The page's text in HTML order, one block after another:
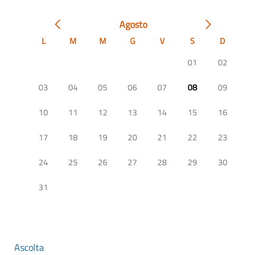
Agosto
L M M G V S
D
01
02
03
04 05 06 07 08
09
10
11 12 13 14 15
16
17
18 19 20 21 22
23
24
25 26 27 28 29
30
31
Ascolta